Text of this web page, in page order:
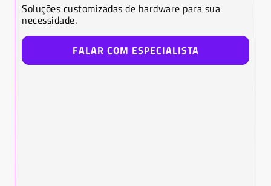
Soluções customizadas de hardware para sua
necessidade.
FALAR COM ESPECIALISTA